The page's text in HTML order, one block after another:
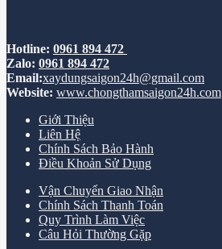
Hotline: 0961 894 472
Zalo: 0961 894 472
Email:xaydungsaigon24h@gmail.com
Website: www.chongthamsaigon24h.com
Giới Thiệu
Liên Hệ
Chính Sách Bảo Hành
Điều Khoản Sử Dụng
Vận Chuyển Giao Nhận
Chính Sách Thanh Toán
Quy Trình Làm Việc
Câu Hỏi Thường Gặp